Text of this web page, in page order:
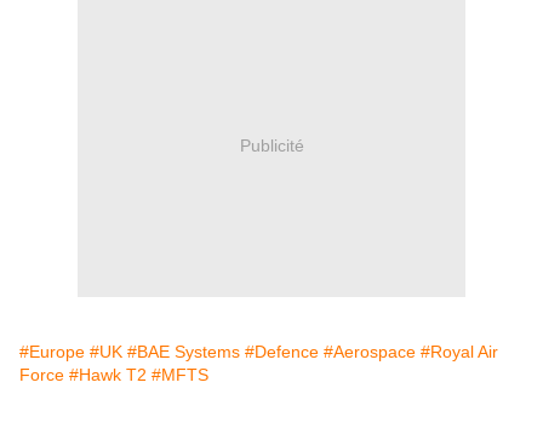
Publicité
#Europe #UK #BAE Systems #Defence #Aerospace #Royal Air
Force #Hawk T2 #MFTS